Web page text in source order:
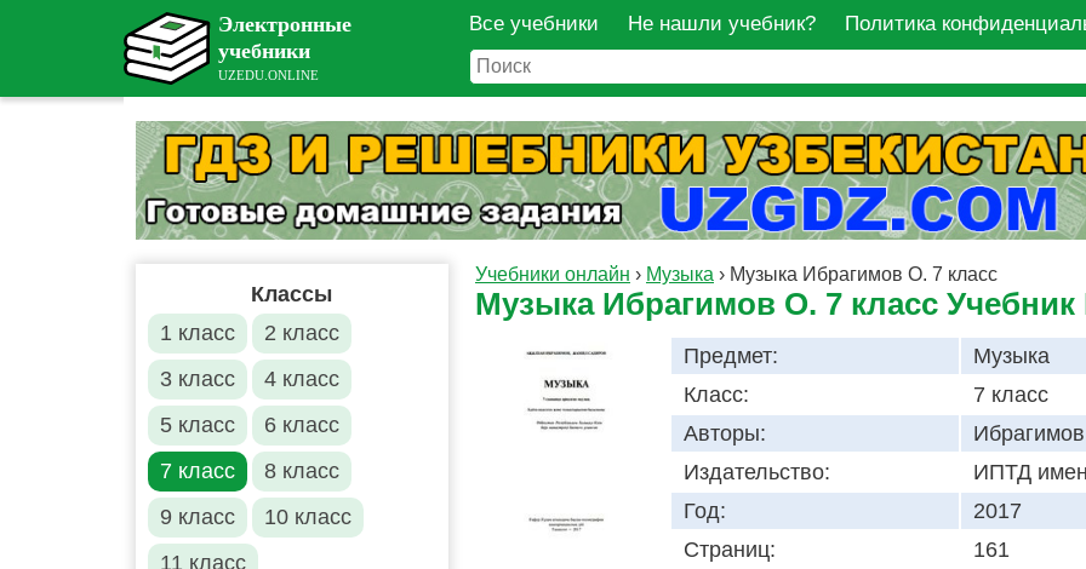
Все учебники Не нашли учебник? Политика
Классы
1 класс
2 класс
3 класс
4 класс
5 класс
6 класс
7 класс
8 класс
9 класс
10 класс
11 класс
Учебники онлайн › Музыка › Музыка Ибрагимов О. 7 класс
Музыка Ибрагимов О. 7 класс Учебник
Предмет:
Музыка
Класс:
7 класс
Авторы:
Издательство:
ИПТД
Год:
2017
Страниц:
161